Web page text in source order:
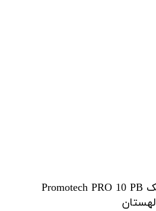
پخ زن لوله پروموتک Promotech PRO 10 PB
لهستان